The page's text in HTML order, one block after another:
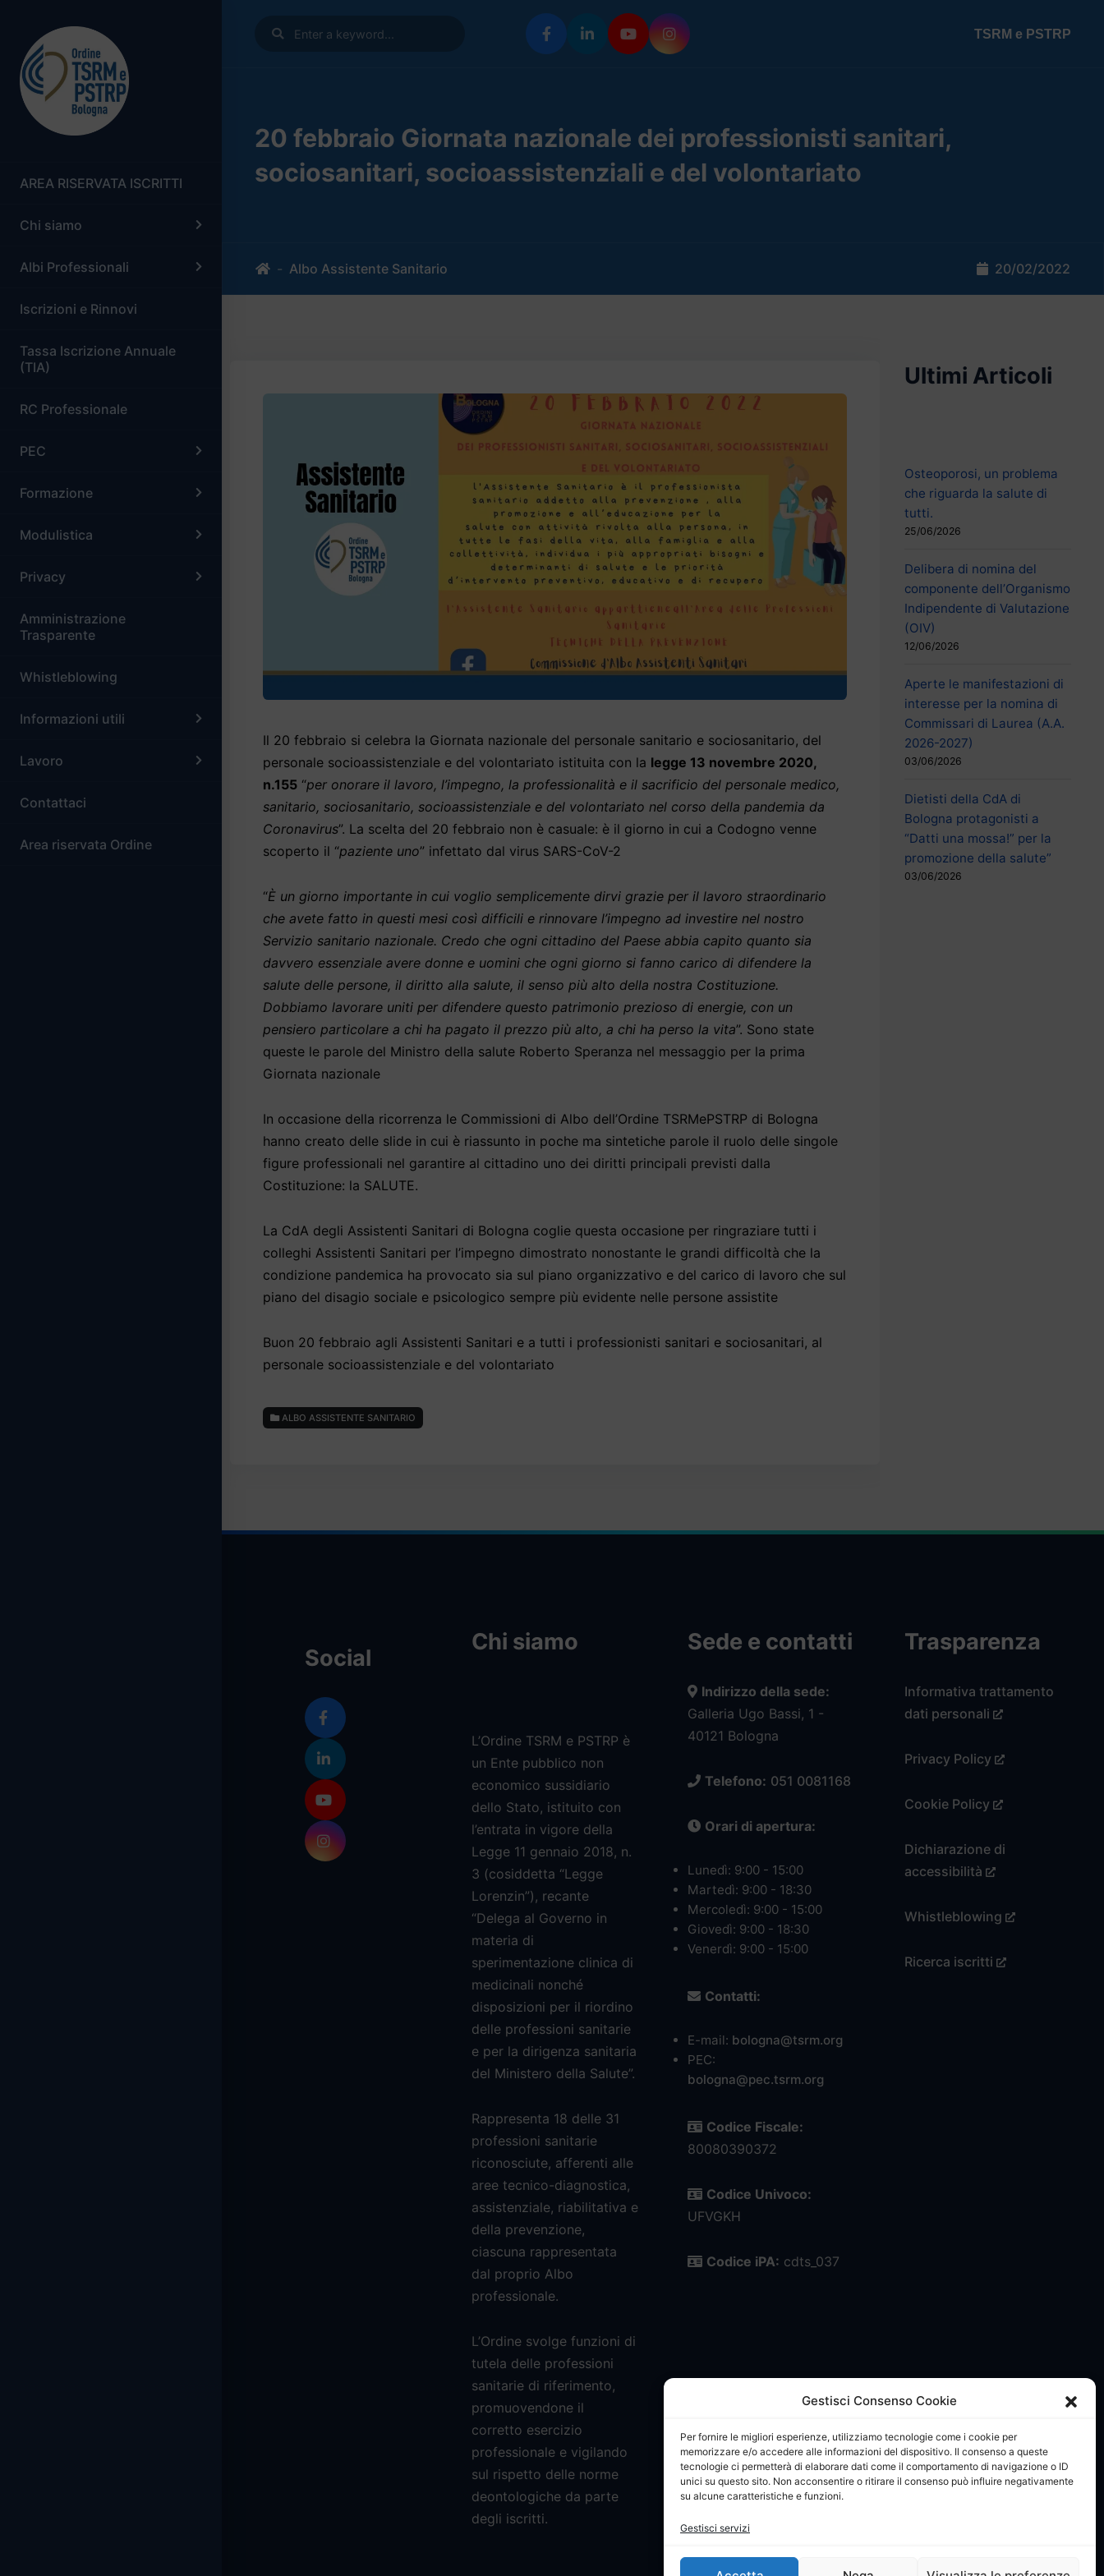
Gestisci Consenso Cookie
Per fornire le migliori esperienze, utilizziamo tecnologie come i cookie per
memorizzare e/o accedere alle informazioni del dispositivo. Il consenso a queste
tecnologie ci permetterà di elaborare dati come il comportamento di navigazione o ID
unici su questo sito. Non acconsentire o ritirare il consenso può influire negativamente
su alcune caratteristiche e funzioni.
Gestisci servizi
AREA RISERVATA ISCRITTI
Chi siamo
Albi Professionali
Iscrizioni e Rinnovi
Tassa Iscrizione Annuale
(TIA)
RC Professionale
PEC
Formazione
Modulistica
Privacy
Amministrazione
Trasparente
Whistleblowing
Informazioni utili
Lavoro
Contattaci
Area riservata Ordine
20 febbraio Giornata nazionale dei professionisti sanitari,
sociosanitari, socioassistenziali e del volontariato
HomeAlbo Assistente Sanitario 20/02/2022
Il 20 febbraio si celebra la Giornata nazionale del personale sanitario e sociosanitario, del
personale socioassistenziale e del volontariato istituita con la legge 13 novembre 2020,
n.155 “per onorare il lavoro, l’impegno, la professionalità e il sacrificio del personale medico,
sanitario, sociosanitario, socioassistenziale e del volontariato nel corso della pandemia da
Coronavirus”. La scelta del 20 febbraio non è casuale: è il giorno in cui a Codogno venne
scoperto il “paziente uno” infettato dal virus SARS-CoV-2
“È un giorno importante in cui voglio semplicemente dirvi grazie per il lavoro straordinario
che avete fatto in questi mesi così difficili e rinnovare l’impegno ad investire nel nostro
Servizio sanitario nazionale. Credo che ogni cittadino del Paese abbia capito quanto sia
davvero essenziale avere donne e uomini che ogni giorno si fanno carico di difendere la
salute delle persone, il diritto alla salute, il senso più alto della nostra Costituzione.
Dobbiamo lavorare uniti per difendere questo patrimonio prezioso di energie, con un
pensiero particolare a chi ha pagato il prezzo più alto, a chi ha perso la vita”. Sono state
queste le parole del Ministro della salute Roberto Speranza nel messaggio per la prima
Giornata nazionale
In occasione della ricorrenza le Commissioni di Albo dell’Ordine TSRMePSTRP di Bologna
hanno creato delle slide in cui è riassunto in poche ma sintetiche parole il ruolo delle singole
figure professionali nel garantire al cittadino uno dei diritti principali previsti dalla
Costituzione: la SALUTE.
La CdA degli Assistenti Sanitari di Bologna coglie questa occasione per ringraziare tutti i
colleghi Assistenti Sanitari per l’impegno dimostrato nonostante le grandi difficoltà che la
condizione pandemica ha provocato sia sul piano organizzativo e del carico di lavoro che sul
piano del disagio sociale e psicologico sempre più evidente nelle persone assistite
Buon 20 febbraio agli Assistenti Sanitari e a tutti i professionisti sanitari e sociosanitari, al
personale socioassistenziale e del volontariato
ALBO ASSISTENTE SANITARIO
Ultimi Articoli
Osteoporosi, un problema
che riguarda la salute di
tutti.
25/06/2026
Delibera di nomina del
componente dell’Organismo
Indipendente di Valutazione
(OIV)
12/06/2026
Aperte le manifestazioni di
interesse per la nomina di
Commissari di Laurea (A.A.
2026-2027)
03/06/2026
Dietisti della CdA di
Bologna protagonisti a
“Datti una mossa!” per la
promozione della salute”
03/06/2026
Social
Chi siamo
L’Ordine TSRM e PSTRP è
un Ente pubblico non
economico sussidiario
dello Stato, istituito con
l’entrata in vigore della
Legge 11 gennaio 2018, n.
3 (cosiddetta “Legge
Lorenzin”), recante
“Delega al Governo in
materia di
sperimentazione clinica di
medicinali nonché
disposizioni per il riordino
delle professioni sanitarie
e per la dirigenza sanitaria
del Ministero della Salute”.
Rappresenta 18 delle 31
professioni sanitarie
riconosciute, afferenti alle
aree tecnico-diagnostica,
assistenziale, riabilitativa e
della prevenzione,
ciascuna rappresentata
dal proprio Albo
professionale.
L’Ordine svolge funzioni di
tutela delle professioni
sanitarie di riferimento,
promuovendone il
corretto esercizio
professionale e vigilando
sul rispetto delle norme
deontologiche da parte
degli iscritti.
Sede e contatti
Indirizzo della sede:
Galleria Ugo Bassi, 1 -
40121 Bologna
Telefono: 051 0081168
Orari di apertura:
Lunedì: 9:00 - 15:00
Martedì: 9:00 - 18:30
Mercoledì: 9:00 - 15:00
Giovedì: 9:00 - 18:30
Venerdì: 9:00 - 15:00
Contatti:
E-mail: bologna@tsrm.org
PEC:
bologna@pec.tsrm.org
Codice Fiscale:
80080390372
Codice Univoco:
UFVGKH
Codice iPA: cdts_037
Trasparenza
Informativa trattamento
dati personali
Privacy Policy
Cookie Policy
Dichiarazione di
accessibilità
Whistleblowing
Ricerca iscritti